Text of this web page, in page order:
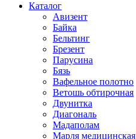
Каталог
Авизент
Байка
Бельтинг
Брезент
Парусина
Бязь
Вафельное полотно
Ветошь обтирочная
Двунитка
Диагональ
Мадаполам
Марля медицинская